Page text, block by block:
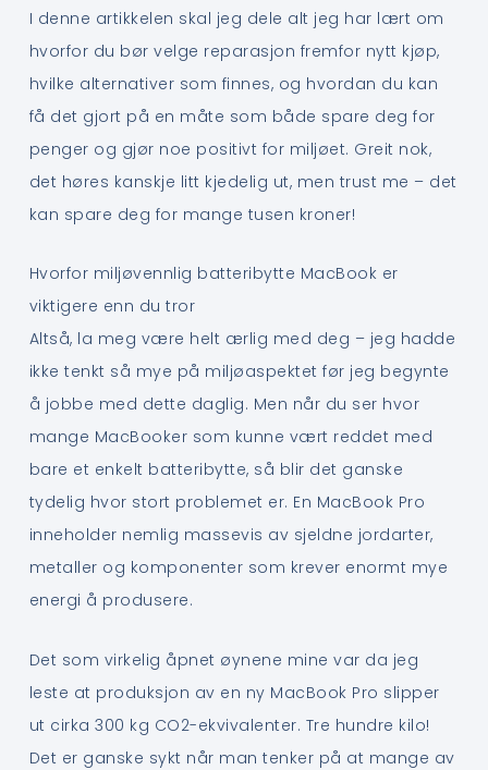
I denne artikkelen skal jeg dele alt jeg har lært om
hvorfor du bør velge reparasjon fremfor nytt kjøp,
hvilke alternativer som finnes, og hvordan du kan
få det gjort på en måte som både spare deg for
penger og gjør noe positivt for miljøet. Greit nok,
det høres kanskje litt kjedelig ut, men trust me – det
kan spare deg for mange tusen kroner!
Hvorfor miljøvennlig batteribytte MacBook er
viktigere enn du tror
Altså, la meg være helt ærlig med deg – jeg hadde
ikke tenkt så mye på miljøaspektet før jeg begynte
å jobbe med dette daglig. Men når du ser hvor
mange MacBooker som kunne vært reddet med
bare et enkelt batteribytte, så blir det ganske
tydelig hvor stort problemet er. En MacBook Pro
inneholder nemlig massevis av sjeldne jordarter,
metaller og komponenter som krever enormt mye
energi å produsere.
Det som virkelig åpnet øynene mine var da jeg
leste at produksjon av en ny MacBook Pro slipper
ut cirka 300 kg CO2-ekvivalenter. Tre hundre kilo!
Det er ganske sykt når man tenker på at mange av